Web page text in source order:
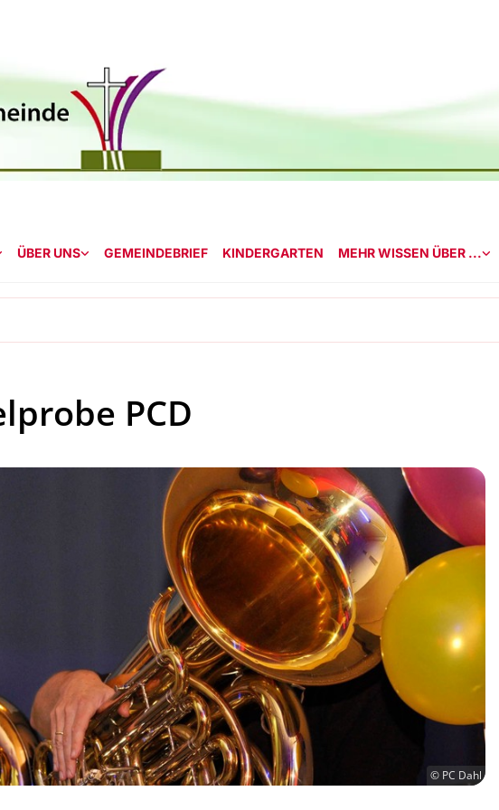
ÜBER UNS GEMEINDEBRIEF KINDERGARTEN MEHR WISSEN ÜBER ...
PCD
© PC Dahl